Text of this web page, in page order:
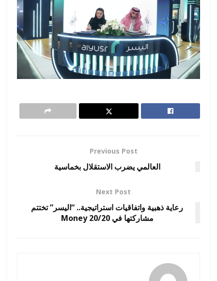
Previous Post
العالمي يضرب الاستقلال بخماسية
Next Post
رعاية ذهبية واتفاقيات استراتيجية.. “اليسر” تختتم
مشاركتها في Money 20/20